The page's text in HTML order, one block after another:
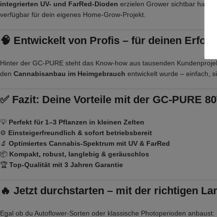
integrierten UV- und FarRed-Dioden erzielen Grower sichtbar
verfügbar für dein eigenes Home-Grow-Projekt.
🧠 Entwickelt von Profis – für deinen Erfolg
Hinter der GC-PURE steht das Know-how aus tausenden
den Cannabisanbau im Heimgebrauch entwickelt wurde – einfach,
✅ Fazit: Deine Vorteile mit der GC-PURE
💡 Perfekt für 1–3 Pflanzen in kleinen Zelten
⚙️ Einsteigerfreundlich & sofort betriebsbereit
🔬 Optimiertes Cannabis-Spektrum mit UV & FarRed
📦 Kompakt, robust, langlebig & geräuschlos
🏆 Top-Qualität mit 3 Jahren Garantie
🔥 Jetzt durchstarten – mit der richtigen
Egal ob du Autoflower-Sorten oder klassische Photoperioden anbaust: